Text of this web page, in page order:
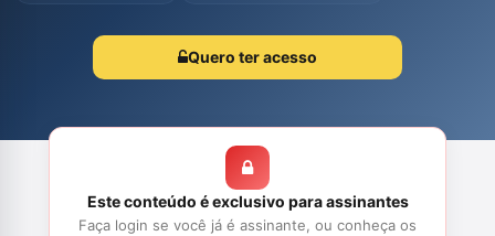
Quero ter acesso
Este conteúdo é exclusivo para assinantes
Faça login se você já é assinante, ou conheça os